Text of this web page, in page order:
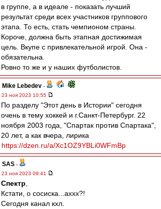
в группе, а в идеале - показать лучший
результат среди всех участников группового
этапа. То есть, стать чемпионом страны.
Короче, должна быть этапная достижимая
цель. Вкупе с привлекательной игрой. Она -
обязательна.
Ровно то же и у наших футболистов.
Mike Lebedev -
23 ноя 2023 10:55
По разделу "Этот день в Истории" сегодня
очень в тему хоккей и г.Санкт-Петербург. 22
ноября 2003 года, "Спартак против Спартака",
20 лет, а как вчера, лирика
https://dzen.ru/a/Xc1OZ9YBLi0WFmBp
SAS -
23 ноя 2023 09:41
Спектр
Кстати, о сосиска...аххх?!
Сегодня канал кхл.